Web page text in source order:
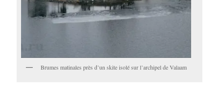
Brumes matinales près d’un skite isolé sur l’archipel de Valaam